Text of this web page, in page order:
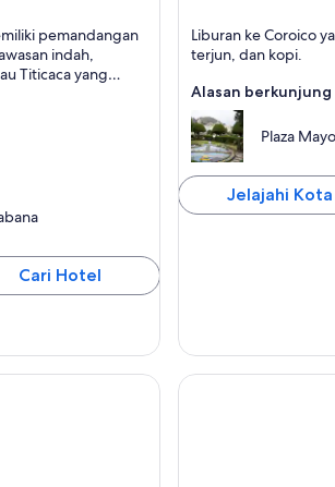
dan Gereja
pemandangan
indah,
Titicaca yang
Cari Hotel
Coroico
Terkenal dengan
Liburan ke Coroico
terjun, dan kopi.
Alasan berkunjung
Plaza
Jelajahi Kota